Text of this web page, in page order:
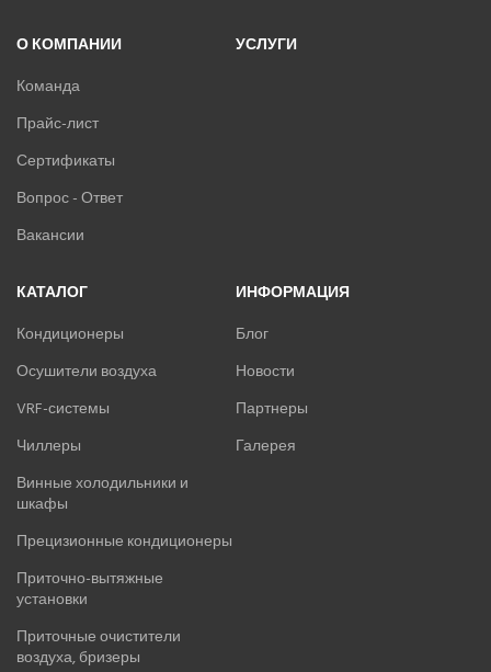
О КОМПАНИИ
Команда
Прайс-лист
Сертификаты
Вопрос - Ответ
Вакансии
УСЛУГИ
КАТАЛОГ
Кондиционеры
Осушители воздуха
VRF-системы
Чиллеры
Винные холодильники и
шкафы
Прецизионные кондиционеры
Приточно-вытяжные
установки
Приточные очистители
воздуха, бризеры
ИНФОРМАЦИЯ
Блог
Новости
Партнеры
Галерея